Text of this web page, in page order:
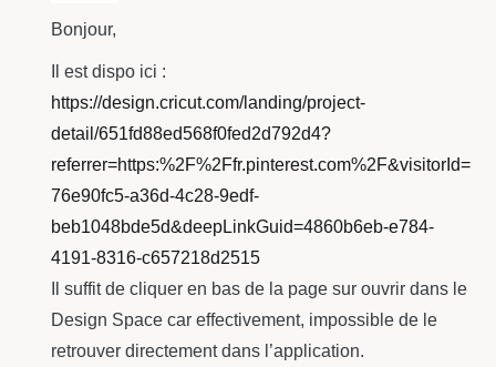
Bonjour,
Il est dispo ici :
https://design.cricut.com/landing/project-
detail/651fd88ed568f0fed2d792d4?
referrer=https:%2F%2Ffr.pinterest.com%2F&visitorId=
76e90fc5-a36d-4c28-9edf-
beb1048bde5d&deepLinkGuid=4860b6eb-e784-
4191-8316-c657218d2515
Il suffit de cliquer en bas de la page sur ouvrir dans le
Design Space car effectivement, impossible de le
retrouver directement dans l’application.